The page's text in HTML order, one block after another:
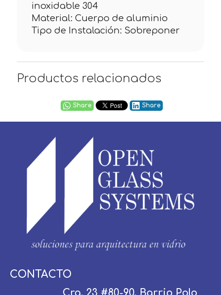
inoxidable 304
Material: Cuerpo de aluminio
Tipo de Instalación: Sobreponer
Productos relacionados
Share Share
CONTACTO
Cra. 23 #80-90, Barrio Polo